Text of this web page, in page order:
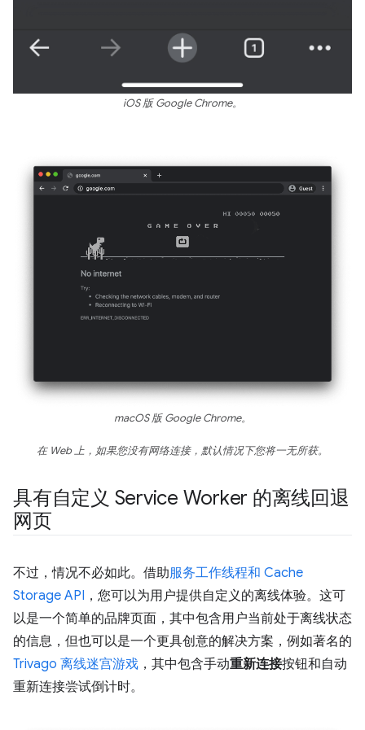
iOS 版 Google Chrome。
macOS 版 Google Chrome。
在 Web 上，如果您没有网络连接，默认情况下您将一无所获。
具有自定义 Service Worker 的离线回退
网页
不过，情况不必如此。借助服务工作线程和 Cache
Storage API ，您可以为用户提供自定义的离线体验。这可
以是一个简单的品牌页面，其中包含用户当前处于离线状态
的信息，但也可以是一个更具创意的解决方案，例如著名的
Trivago 离线迷宫游戏 ，其中包含手动重新连接按钮和自动
重新连接尝试倒计时。